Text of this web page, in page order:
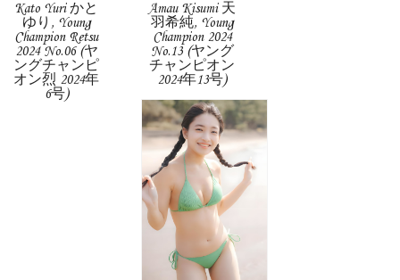
Kato Yuri かと
ゆり, Young
Champion Retsu
2024 No.06 (ヤ
ングチャンピ
オン烈 2024年
6号)
Amau Kisumi 天
羽希純, Young
Champion 2024
No.13 (ヤング
チャンピオン
2024年13号)